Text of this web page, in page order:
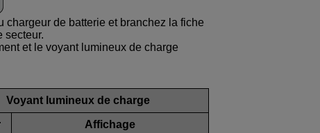
chargeur de batterie et branchez la fiche
secteur.
et le voyant lumineux de charge
Voyant lumineux de charge
Affichage